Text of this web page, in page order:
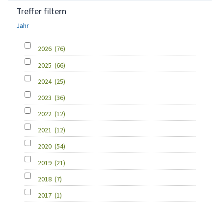
Treffer filtern
Jahr
2026 (76)
2025 (66)
2024 (25)
2023 (36)
2022 (12)
2021 (12)
2020 (54)
2019 (21)
2018 (7)
2017 (1)